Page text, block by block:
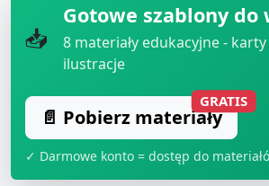
📥
Gotowe szablony do
8 materiały edukacyjne -
ilustracje
📄 Pobierz materiały
GRATIS
✓ Darmowe konto = dostęp do